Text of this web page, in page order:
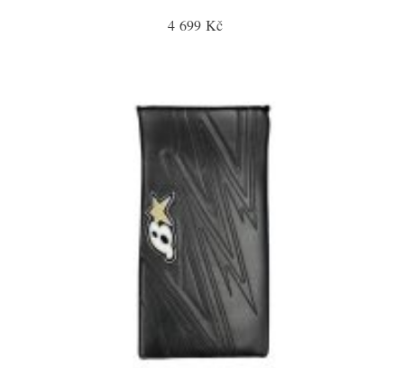
4 699 Kč